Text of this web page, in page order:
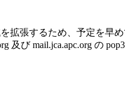
拡張するため、予定を早
及び mail.jca.apc.org の